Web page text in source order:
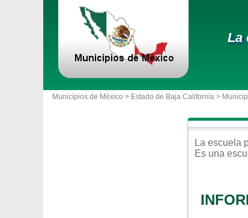
La
Municipios de México > Estado de Baja California >
La escuela
Es una